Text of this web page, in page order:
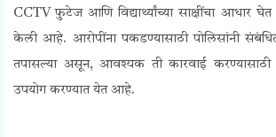
CCTV फुटेज आणि विद्यार्थ्यांच्या साक्षींचा आधार घेत
केली आहे. आरोपींना पकडण्यासाठी पोलिसांनी
तपासल्या असून, आवश्यक ती कारवाई करण्यासाठी
उपयोग करण्यात येत आहे.